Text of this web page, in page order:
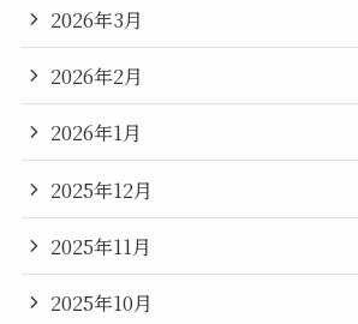
2026年3月
2026年2月
2026年1月
2025年12月
2025年11月
2025年10月